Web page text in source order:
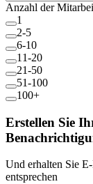
Anzahl der
1
2-5
6-10
11-20
21-50
51-100
100+
Erstellen Sie
Und erhalten Sie
entsprechen